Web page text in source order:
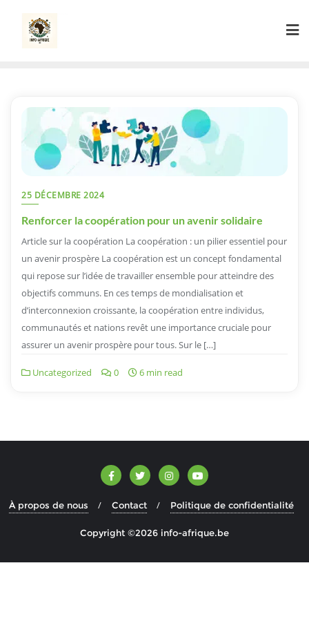
content
25 DÉCEMBRE 2024
Renforcer la coopération pour un avenir solidaire
Article sur la coopération La coopération : un pilier essentiel pour
un avenir prospère La coopération est un concept fondamental
qui repose sur l’idée de travailler ensemble pour atteindre des
objectifs communs. En ces temps de mondialisation et
d’interconnexion croissante, la coopération entre individus,
communautés et nations revêt une importance cruciale pour
assurer un avenir prospère pour tous. Sur le […]
Uncategorized 0 6 min read
À propos de nous Contact Politique de confidentialité
Copyright ©2026 info-afrique.be